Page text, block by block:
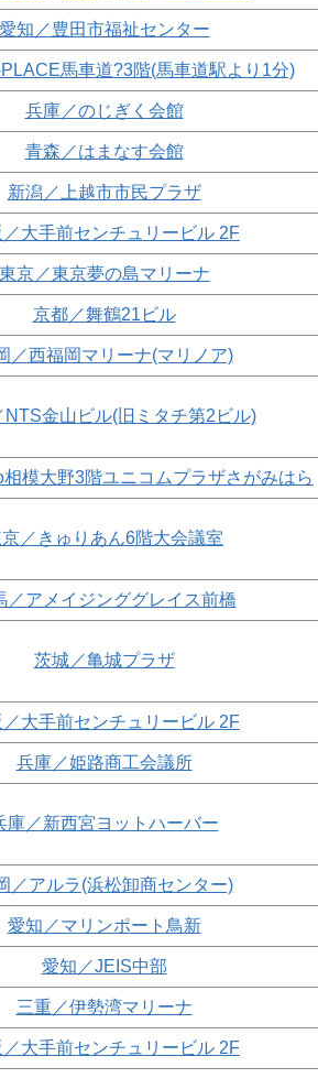
愛知／豊田市福祉センター
馬車道?3階(馬車道駅より1分)
兵庫／のじぎく会館
青森／はまなす会館
新潟／上越市市民プラザ
／大手前センチュリービル 2F
東京／東京夢の島マリーナ
京都／舞鶴21ビル
／西福岡マリーナ(マリノア)
NTS金山ビル(旧ミタチ第2ビル)
模大野3階ユニコムプラザさがみはら
／きゅりあん6階大会議室
／アメイジンググレイス前橋
茨城／亀城プラザ
／大手前センチュリービル 2F
兵庫／姫路商工会議所
庫／新西宮ヨットハーバー
／アルラ(浜松卸商センター)
愛知／マリンポート鳥新
愛知／JEIS中部
三重／伊勢湾マリーナ
／大手前センチュリービル 2F